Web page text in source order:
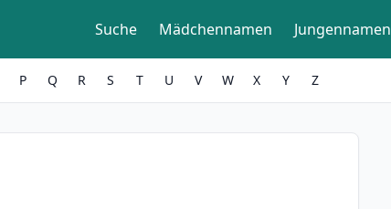
Suche Mädchennamen Jungennamen
P Q R S T U V W X Y Z